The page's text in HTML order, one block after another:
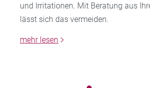
und Irritationen. Mit Beratung aus
lässt sich das vermeiden.
mehr lesen